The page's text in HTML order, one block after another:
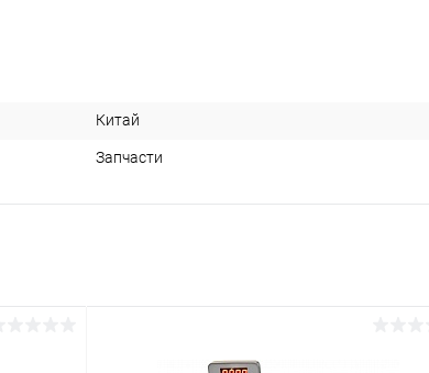
Китай
Запчасти